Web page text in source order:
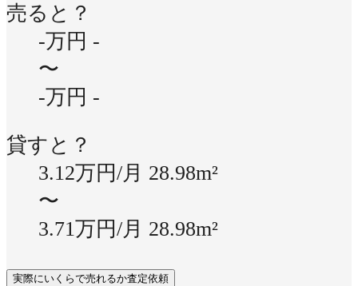
売ると？
-万円 -
〜
-万円 -
貸すと？
3.12万円/月 28.98m²
〜
3.71万円/月 28.98m²
実際にいくらで売れるか査定依頼